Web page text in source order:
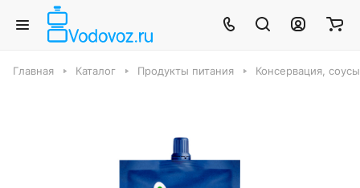
Главная Каталог Продукты питания Консервация,